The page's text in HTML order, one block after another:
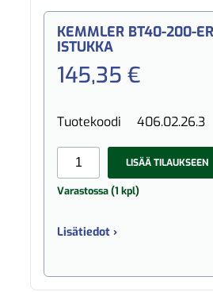
KEMMLER BT40-200-
ISTUKKA
145,35 €
Tuotekoodi 406.02.26.3
LISÄÄ TILAUKSEEN
Varastossa (1 kpl)
Lisätiedot ›